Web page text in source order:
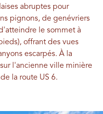
abruptes pour
pignons, de genévriers
le sommet à
offrant des vues
escarpés. À la
l'ancienne ville minière
la route US 6.